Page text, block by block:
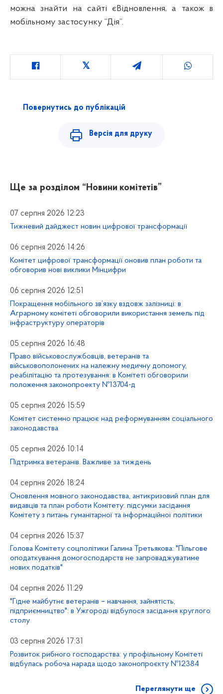
можна знайти на сайті єВідновлення, а також в
мобільному застосунку “Дія”.
Повернутись до публікацій
Версія для друку
Ще за розділом “Новини комітетів”
07 серпня 2026 12:23
Тижневий дайджест новин цифрової трансформації
06 серпня 2026 14:26
Комітет цифрової трансформації оновив план роботи та
обговорив нові виклики Мінцифри
06 серпня 2026 12:51
Покращення мобільного зв’язку вздовж залізниці: в
Аграрному комітеті обговорили використання земель під
інфраструктуру операторів
05 серпня 2026 16:48
Право військовослужбовців, ветеранів та
військовополонених на належну медичну допомогу,
реабілітацію та протезування: в Комітеті обговорили
положення законопроекту №13704-д
05 серпня 2026 15:59
Комітет системно працює над реформуванням соціального
законодавства
05 серпня 2026 10:14
Підтримка ветеранів. Важливе за тиждень
04 серпня 2026 18:24
Оновлення мовного законодавства, антикризовий план для
видавців та план роботи Комітету: підсумки засідання
Комітету з питань гуманітарної та інформаційної політики
04 серпня 2026 15:37
Голова Комітету соцполітики Галина Третьякова: "Пільгове
оподаткування домогосподарств не запроваджуватиме
нових податків"
04 серпня 2026 11:29
"Гідне майбутнє ветеранів – навчання, зайнятість,
підприємництво": в Ужгороді відбулося засідання круглого
столу
03 серпня 2026 17:31
Розвиток рибного господарства: у профільному Комітеті
відбулась робоча нарада щодо законопроєкту №12384
Переглянути ще